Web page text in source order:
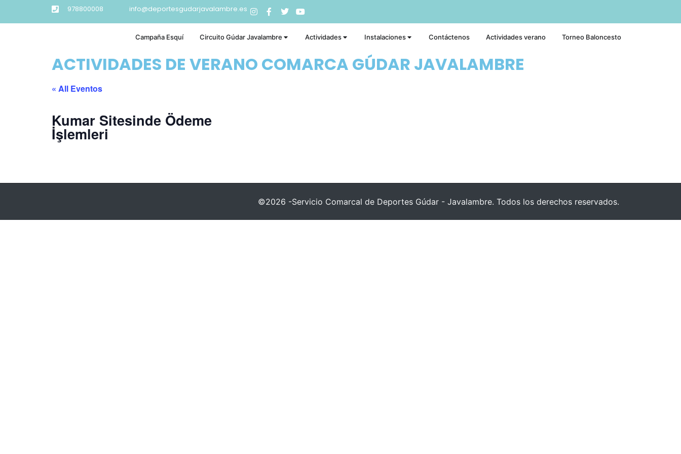
978800008 info@deportesgudarjavalambre.es
Campaña Esquí Circuito Gúdar Javalambre Actividades Instalaciones Contáctenos Actividades verano Torneo Baloncesto
ACTIVIDADES DE VERANO COMARCA GÚDAR JAVALAMBRE
« All Eventos
Kumar Sitesinde Ödeme
İşlemleri
©2026 -Servicio Comarcal de Deportes Gúdar - Javalambre. Todos los derechos reservados.